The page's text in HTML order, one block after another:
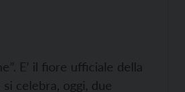
E’ il fiore ufficiale della
celebra, oggi, due